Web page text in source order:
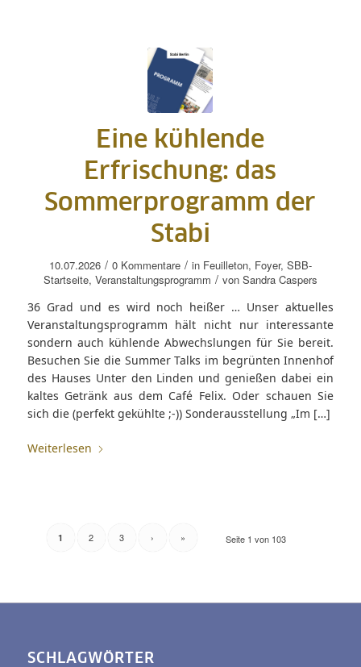
Eine kühlende
Erfrischung: das
Sommerprogramm der
Stabi
10.07.2026 / 0 Kommentare / in Feuilleton, Foyer, SBB-
Startseite, Veranstaltungsprogramm / von Sandra Caspers
36 Grad und es wird noch heißer … Unser aktuelles
Veranstaltungsprogramm hält nicht nur interessante
sondern auch kühlende Abwechslungen für Sie bereit.
Besuchen Sie die Summer Talks im begrünten Innenhof
des Hauses Unter den Linden und genießen dabei ein
kaltes Getränk aus dem Café Felix. Oder schauen Sie
sich die (perfekt gekühlte ;-)) Sonderausstellung „Im […]
Weiterlesen
Seite 1 von 103
1 2 3 › »
SCHLAGWÖRTER